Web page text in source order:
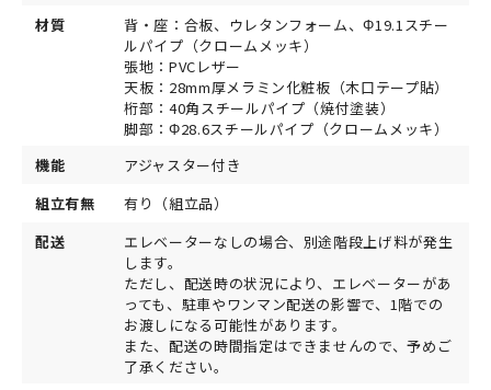
材質
背・座：合板、ウレタンフォーム、Φ19.1スチー
ルパイプ（クロームメッキ）
張地：PVCレザー
天板：28mm厚メラミン化粧板（木口テープ貼）
桁部：40角スチールパイプ（焼付塗装）
脚部：Φ28.6スチールパイプ（クロームメッキ）
機能
アジャスター付き
組立有無
有り（組立品）
配送
エレベーターなしの場合、別途階段上げ料が発生
します。
ただし、配送時の状況により、エレベーターがあ
っても、駐車やワンマン配送の影響で、1階での
お渡しになる可能性があります。
また、配送の時間指定はできませんので、予めご
了承ください。